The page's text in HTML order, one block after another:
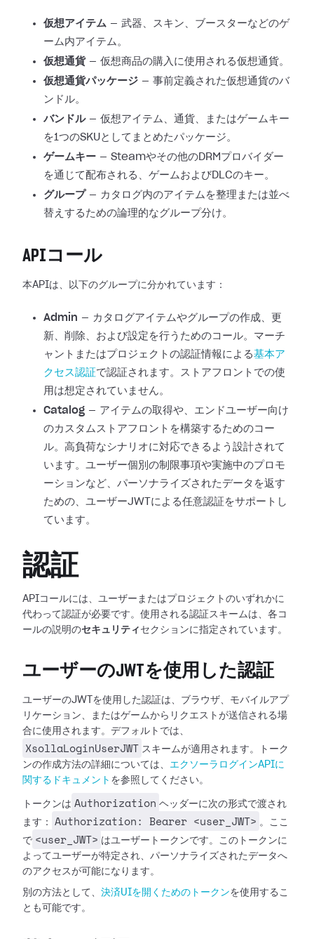
仮想アイテム — 武器、スキン、ブースターなどのゲ
ーム内アイテム。
仮想通貨— 仮想商品の購入に使用される仮想通貨。
仮想通貨パッケージ — 事前定義された仮想通貨のバ
ンドル。
バンドル— 仮想アイテム、通貨、またはゲームキー
を1つのSKUとしてまとめたパッケージ。
ゲームキー — Steamやその他のDRMプロバイダー
を通じて配布される、ゲームおよびDLCのキー。
グループ — カタログ内のアイテムを整理または並べ
替えするための論理的なグループ分け。
APIコール
本APIは、以下のグループに分かれています：
Admin — カタログアイテムやグループの作成、更
新、削除、および設定を行うためのコール。マーチ
ャントまたはプロジェクトの認証情報による基本ア
クセス認証で認証されます。ストアフロントでの使
用は想定されていません。
Catalog — アイテムの取得や、エンドユーザー向け
のカスタムストアフロントを構築するためのコー
ル。高負荷なシナリオに対応できるよう設計されて
います。ユーザー個別の制限事項や実施中のプロモ
ーションなど、パーソナライズされたデータを返す
ための、ユーザーJWTによる任意認証をサポートし
ています。
認証
APIコールには、ユーザーまたはプロジェクトのいずれかに
代わって認証が必要です。使用される認証スキームは、各コ
ールの説明のセキュリティ セクションに指定されています。
ユーザーのJWTを使用した認証
ユーザーのJWTを使用した認証は、ブラウザ、モバイルアプ
リケーション、またはゲームからリクエストが送信される場
合に使用されます。デフォルトでは、
XsollaLoginUserJWT スキームが適用されます。トーク
ンの作成方法の詳細については、 エクソーラログインAPIに
関するドキュメント を参照してください。
トークンは Authorization ヘッダーに次の形式で渡され
ます：
Authorization: Bearer <user_JWT> 。ここ
で <user_JWT> はユーザートークンです。このトークンに
よってユーザーが特定され、パーソナライズされたデータへ
のアクセスが可能になります。
別の方法として、 決済UIを開くためのトークンを使用するこ
とも可能です。